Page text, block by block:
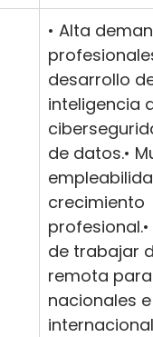
• Alta
desarrollo
inteligencia
de datos.•
crecimiento
de trabajar
remota
nacionales e